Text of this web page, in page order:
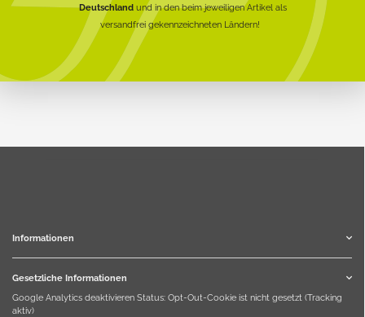
Deutschlandund in den beim jeweiligen Artikel als
versandfrei gekennzeichneten Ländern!
Informationen
Gesetzliche Informationen
Google Analytics deaktivieren Status: Opt-Out-Cookie ist nicht gesetzt (Tracking
aktiv)